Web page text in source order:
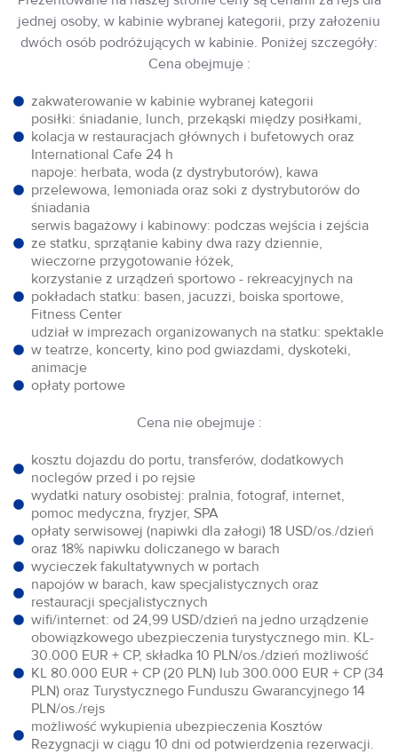
jednej osoby, w kabinie wybranej kategorii, przy założeniu
dwóch osób podróżujących w kabinie. Poniżej szczegóły:
Cena obejmuje :
zakwaterowanie w kabinie wybranej kategorii
posiłki: śniadanie, lunch, przekąski między posiłkami,
kolacja w restauracjach głównych i bufetowych oraz
International Cafe 24 h
napoje: herbata, woda (z dystrybutorów), kawa
przelewowa, lemoniada oraz soki z dystrybutorów do
śniadania
serwis bagażowy i kabinowy: podczas wejścia i zejścia
ze statku, sprzątanie kabiny dwa razy dziennie,
wieczorne przygotowanie łóżek,
korzystanie z urządzeń sportowo - rekreacyjnych na
pokładach statku: basen, jacuzzi, boiska sportowe,
Fitness Center
udział w imprezach organizowanych na statku: spektakle
w teatrze, koncerty, kino pod gwiazdami, dyskoteki,
animacje
opłaty portowe
Cena nie obejmuje :
kosztu dojazdu do portu, transferów, dodatkowych
noclegów przed i po rejsie
wydatki natury osobistej: pralnia, fotograf, internet,
pomoc medyczna, fryzjer, SPA
opłaty serwisowej (napiwki dla załogi) 18 USD/os./dzień
oraz 18% napiwku doliczanego w barach
wycieczek fakultatywnych w portach
napojów w barach, kaw specjalistycznych oraz
restauracji specjalistycznych
wifi/internet: od 24,99 USD/dzień na jedno urządzenie
obowiązkowego ubezpieczenia turystycznego min. KL-
30.000 EUR + CP, składka 10 PLN/os./dzień możliwość
KL 80.000 EUR + CP (20 PLN) lub 300.000 EUR + CP (34
PLN) oraz Turystycznego Funduszu Gwarancyjnego 14
PLN/os./rejs
możliwość wykupienia ubezpieczenia Kosztów
Rezygnacji w ciągu 10 dni od potwierdzenia rezerwacji.